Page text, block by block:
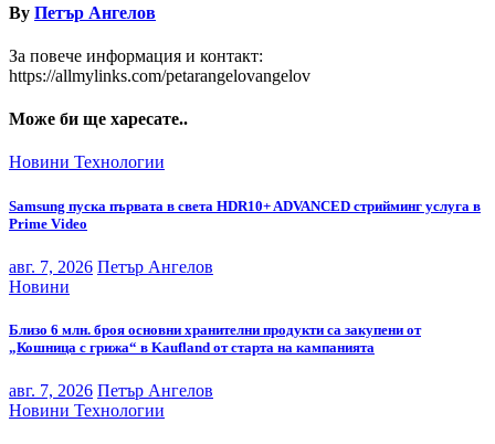
By Петър Ангелов
За повече информация и контакт:
https://allmylinks.com/petarangelovangelov
Може би ще харесате..
Новини Технологии
Samsung пуска първата в света HDR10+ ADVANCED стрийминг услуга в
Prime Video
авг. 7, 2026 Петър Ангелов
Новини
Близо 6 млн. броя основни хранителни продукти са закупени от
„Кошница с грижа“ в Kaufland от старта на кампанията
авг. 7, 2026 Петър Ангелов
Новини Технологии